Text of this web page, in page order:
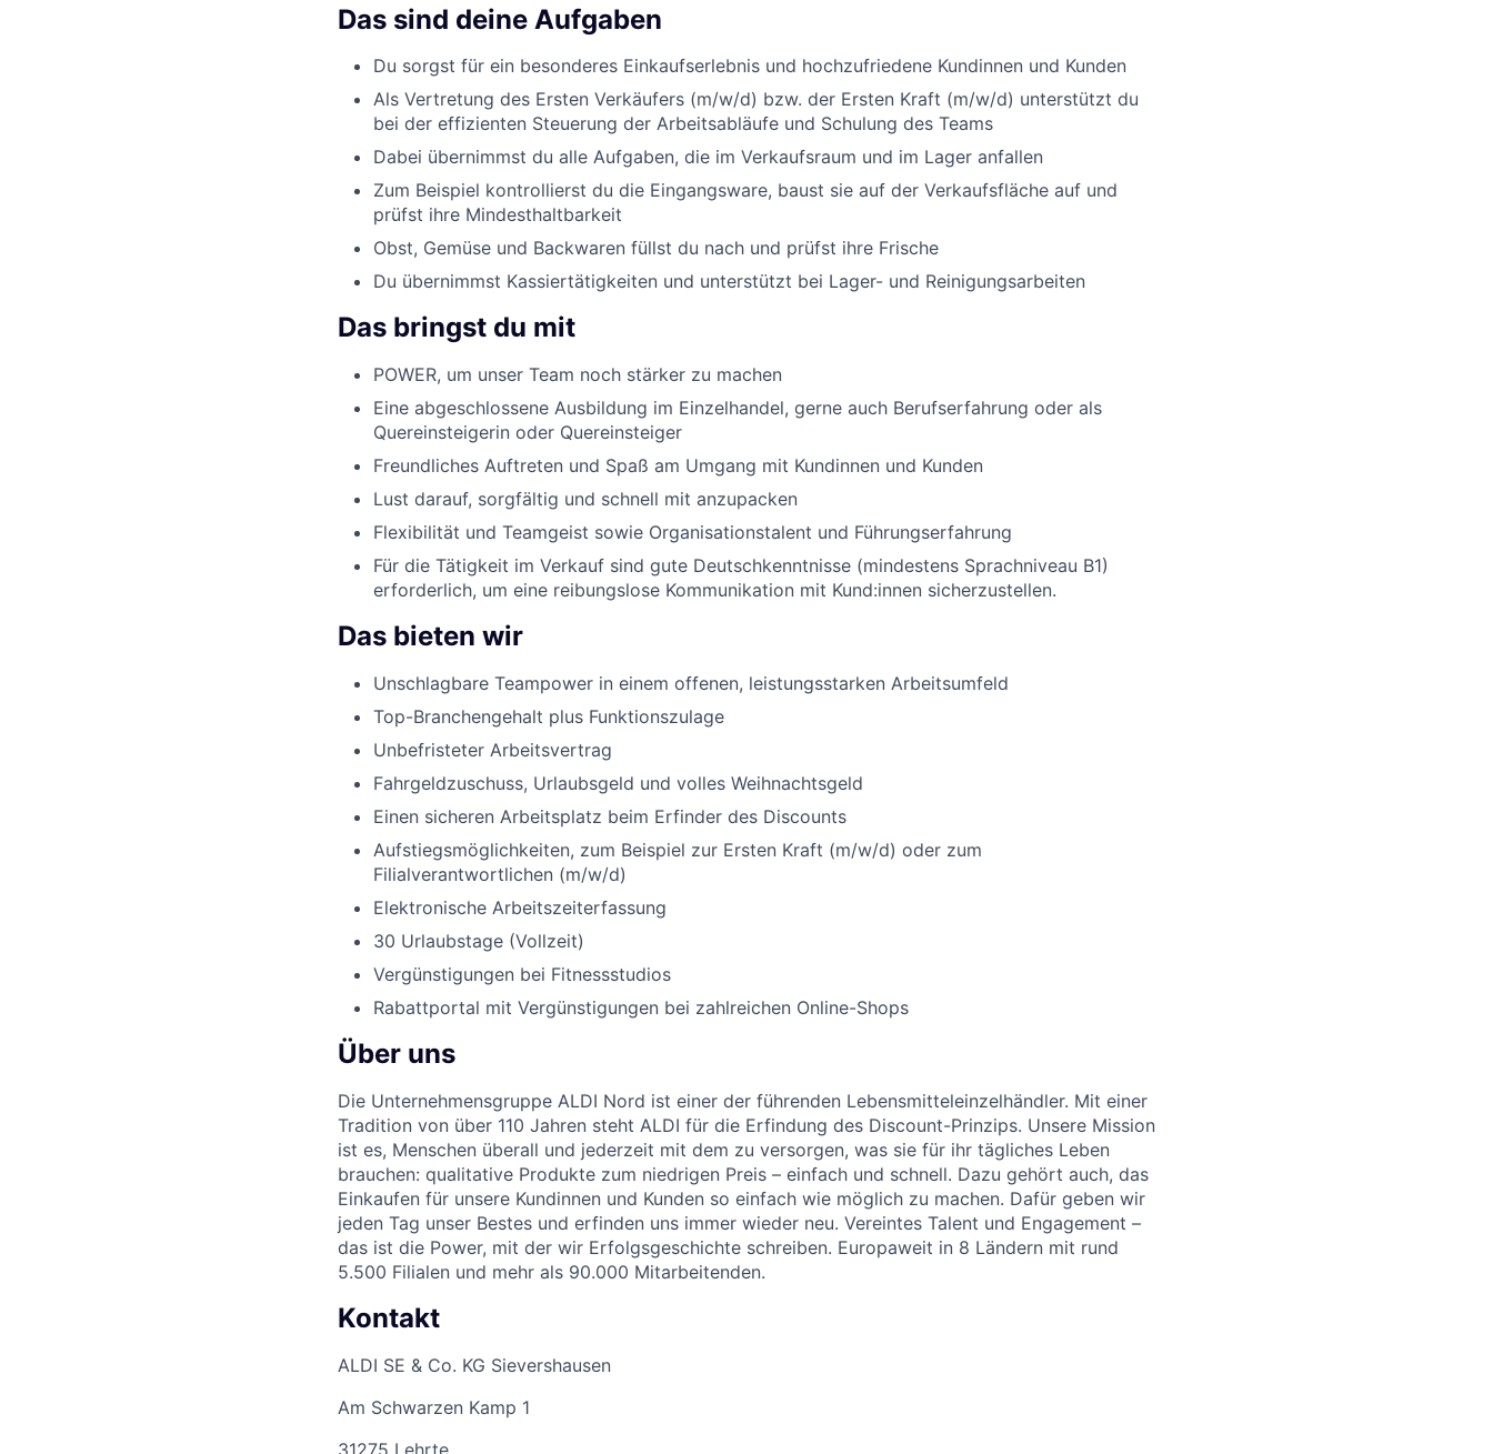
Das sind deine Aufgaben
Du sorgst für ein besonderes Einkaufserlebnis und hochzufriedene Kundinnen und Kunden
Als Vertretung des Ersten Verkäufers (m/w/d) bzw. der Ersten Kraft (m/w/d) unterstützt du
bei der effizienten Steuerung der Arbeitsabläufe und Schulung des Teams
Dabei übernimmst du alle Aufgaben, die im Verkaufsraum und im Lager anfallen
Zum Beispiel kontrollierst du die Eingangsware, baust sie auf der Verkaufsfläche auf und
prüfst ihre Mindesthaltbarkeit
Obst, Gemüse und Backwaren füllst du nach und prüfst ihre Frische
Du übernimmst Kassiertätigkeiten und unterstützt bei Lager- und Reinigungsarbeiten
Das bringst du mit
POWER, um unser Team noch stärker zu machen
Eine abgeschlossene Ausbildung im Einzelhandel, gerne auch Berufserfahrung oder als
Quereinsteigerin oder Quereinsteiger
Freundliches Auftreten und Spaß am Umgang mit Kundinnen und Kunden
Lust darauf, sorgfältig und schnell mit anzupacken
Flexibilität und Teamgeist sowie Organisationstalent und Führungserfahrung
Für die Tätigkeit im Verkauf sind gute Deutschkenntnisse (mindestens Sprachniveau B1)
erforderlich, um eine reibungslose Kommunikation mit Kund:innen sicherzustellen.
Das bieten wir
Unschlagbare Teampower in einem offenen, leistungsstarken Arbeitsumfeld
Top-Branchengehalt plus Funktionszulage
Unbefristeter Arbeitsvertrag
Fahrgeldzuschuss, Urlaubsgeld und volles Weihnachtsgeld
Einen sicheren Arbeitsplatz beim Erfinder des Discounts
Aufstiegsmöglichkeiten, zum Beispiel zur Ersten Kraft (m/w/d) oder zum
Filialverantwortlichen (m/w/d)
Elektronische Arbeitszeiterfassung
30 Urlaubstage (Vollzeit)
Vergünstigungen bei Fitnessstudios
Rabattportal mit Vergünstigungen bei zahlreichen Online-Shops
Über uns
Die Unternehmensgruppe ALDI Nord ist einer der führenden Lebensmitteleinzelhändler. Mit einer
Tradition von über 110 Jahren steht ALDI für die Erfindung des Discount-Prinzips. Unsere Mission
ist es, Menschen überall und jederzeit mit dem zu versorgen, was sie für ihr tägliches Leben
brauchen: qualitative Produkte zum niedrigen Preis – einfach und schnell. Dazu gehört auch, das
Einkaufen für unsere Kundinnen und Kunden so einfach wie möglich zu machen. Dafür geben wir
jeden Tag unser Bestes und erfinden uns immer wieder neu. Vereintes Talent und Engagement –
das ist die Power, mit der wir Erfolgsgeschichte schreiben. Europaweit in 8 Ländern mit rund
5.500 Filialen und mehr als 90.000 Mitarbeitenden.
Kontakt
ALDI SE & Co. KG Sievershausen
Am Schwarzen Kamp 1
31275 Lehrte